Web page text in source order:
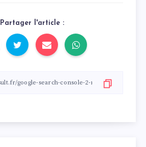
Partager l'article :